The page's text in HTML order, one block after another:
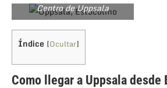
Centro de Uppsala
Índice [Ocultar]
Como llegar a Uppsala desde